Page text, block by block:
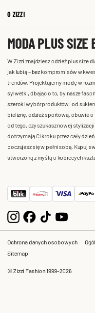
O ZIZZI
MODA PLUS SIZE
W Zizzi znajdziesz odzież plus size
jak lubią – bez kompromisów w
trendów. Projektujemy modę w
sylwetki, dbając o to, by nasze
szeroki wybór produktów: od
bieliznę, odzież sportową, obuwie
od tego, czy szukasz nowej
dotrzymają Ci kroku przez cały
poczujesz się w pełni sobą. Kupuj
stworzoną z myślą o kobiecych
Ochrona danych osobowych
Sitemap
© Zizzi Fashion 1999-2026